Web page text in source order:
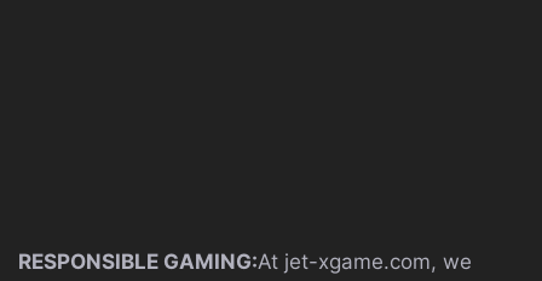
RESPONSIBLE GAMING:At jet-xgame.com, we